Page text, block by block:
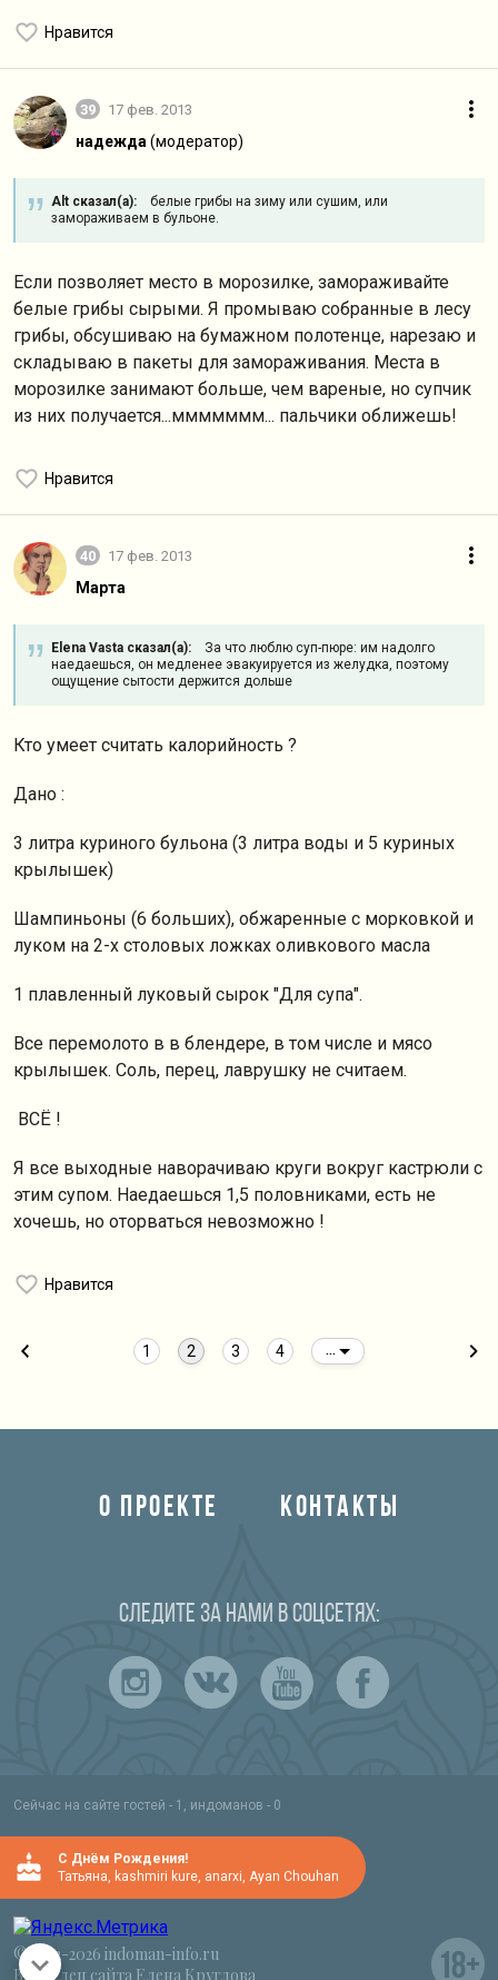
Нравится
39 17 фев. 2013
надежда (модератор)
Alt сказал(а): белые грибы на зиму или сушим, или
замораживаем в бульоне.
Если позволяет место в морозилке, замораживайте
белые грибы сырыми. Я промываю собранные в лесу
грибы, обсушиваю на бумажном полотенце, нарезаю и
складываю в пакеты для замораживания. Места в
морозилке занимают больше, чем вареные, но супчик
из них получается...ммммммм... пальчики оближешь!
Нравится
40 17 фев. 2013
Марта
Elena Vasta сказал(а): За что люблю суп-пюре: им надолго
наедаешься, он медленее эвакуируется из желудка, поэтому
ощущение сытости держится дольше
Кто умеет считать калорийность ?
Дано :
3 литра куриного бульона (3 литра воды и 5 куриных
крылышек)
Шампиньоны (6 больших), обжаренные с морковкой и
луком на 2-х столовых ложках оливкового масла
1 плавленный луковый сырок "Для супа".
Все перемолото в в блендере, в том числе и мясо
крылышек. Соль, перец, лаврушку не считаем.
ВСЁ !
Я все выходные наворачиваю круги вокруг кастрюли с
этим супом. Наедаешься 1,5 половниками, есть не
хочешь, но оторваться невозможно !
Нравится
1 2 3 4
О ПРОЕКТЕ КОНТАКТЫ
Следите за нами в соцсетях:
Сейчас на сайте гостей - 1, индоманов - 0
C Днём Рождения!
Татьяна, kashmiri kure, anarxi, Ayan Chouhan
© 2012-2026 indoman-info.ru
Владелец сайта Елена Круглова